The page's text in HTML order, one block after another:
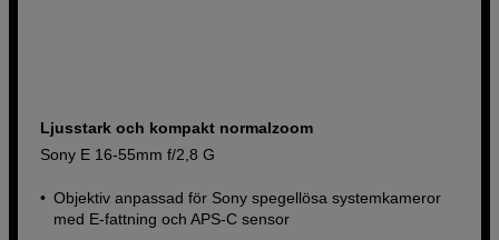
Ljusstark och kompakt normalzoom
Sony E 16-55mm f/2,8 G
Objektiv anpassad för Sony spegellösa systemkameror
med E-fattning och APS-C sensor